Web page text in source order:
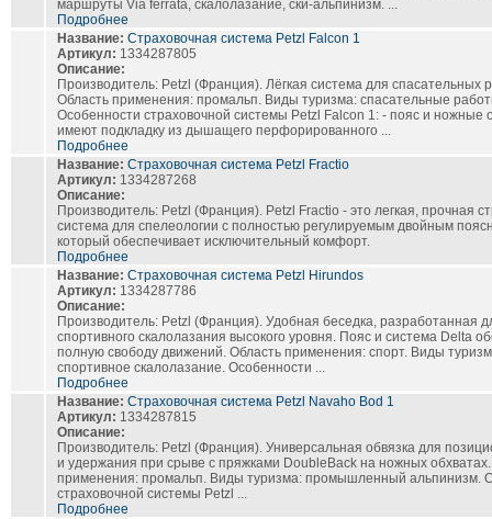
маршруты Via ferrata, скалолазание, ски-альпинизм. ...
Подробнее
Название: Страховочная система Petzl Falcon 1
Артикул: 1334287805
Описание:
Производитель: Petzl (Франция). Лёгкая система для спасательных
Область применения: промальп. Виды туризма: спасательные
Особенности страховочной системы Petzl Falcon 1: - пояс и ножные
имеют подкладку из дышащего перфорированного ...
Подробнее
Название: Страховочная система Petzl Fractio
Артикул: 1334287268
Описание:
Производитель: Petzl (Франция). Petzl Fractio - это легкая, прочная
система для спелеологии с полностью регулируемым двойным
который обеспечивает исключительный комфорт.
Подробнее
Название: Страховочная система Petzl Hirundos
Артикул: 1334287786
Описание:
Производитель: Petzl (Франция). Удобная беседка, разработанная
спортивного скалолазания высокого уровня. Пояс и система Delta
полную свободу движений. Область применения: спорт. Виды
спортивное скалолазание. Особенности ...
Подробнее
Название: Страховочная система Petzl Navaho Bod 1
Артикул: 1334287815
Описание:
Производитель: Petzl (Франция). Универсальная обвязка для
и удержания при срыве с пряжками DoubleBack на ножных
применения: промальп. Виды туризма: промышленный альпинизм.
страховочной системы Petzl ...
Подробнее